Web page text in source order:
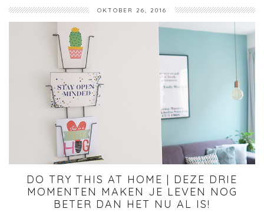
OKTOBER 26, 2016
DO TRY THIS AT HOME | DEZE DRIE
MOMENTEN MAKEN JE LEVEN NOG
BETER DAN HET NU AL IS!